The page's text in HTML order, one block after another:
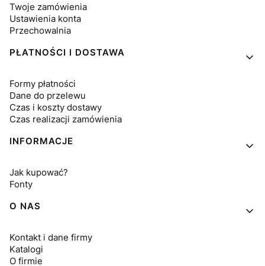
Twoje zamówienia
Ustawienia konta
Przechowalnia
PŁATNOŚCI I DOSTAWA
Formy płatności
Dane do przelewu
Czas i koszty dostawy
Czas realizacji zamówienia
INFORMACJE
Jak kupować?
Fonty
O NAS
Kontakt i dane firmy
Katalogi
O firmie